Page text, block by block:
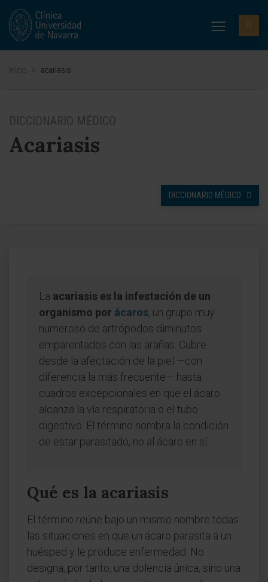
Inicio > acariasis
DICCIONARIO MÉDICO
Acariasis
DICCIONARIO MÉDICO
La acariasis es la infestación de un
organismo por ácaros, un grupo muy
numeroso de artrópodos diminutos
emparentados con las arañas. Cubre
desde la afectación de la piel —con
diferencia la más frecuente— hasta
cuadros excepcionales en que el ácaro
alcanza la vía respiratoria o el tubo
digestivo. El término nombra la condición
de estar parasitado, no al ácaro en sí.
Qué es la acariasis
El término reúne bajo un mismo nombre todas
las situaciones en que un ácaro parasita a un
huésped y le produce enfermedad. No
designa, por tanto, una dolencia única, sino una